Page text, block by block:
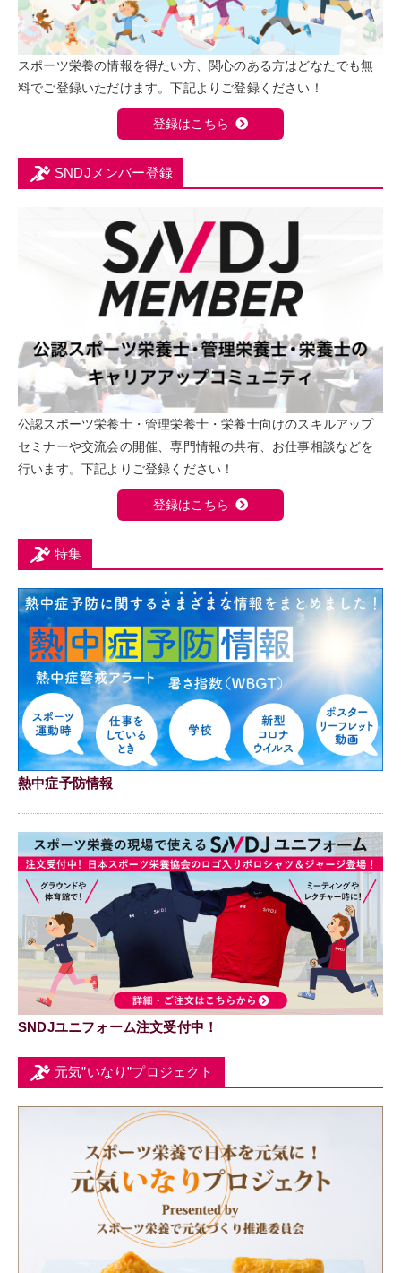
スポーツ栄養の情報を得たい方、関心のある方はどなたでも無
料でご登録いただけます。下記よりご登録ください！
登録はこちら
SNDJメンバー登録
公認スポーツ栄養士・管理栄養士・栄養士向けのスキルアップ
セミナーや交流会の開催、専門情報の共有、お仕事相談などを
行います。下記よりご登録ください！
登録はこちら
特集
熱中症予防情報
SNDJユニフォーム注文受付中！
元気”いなり”プロジェクト